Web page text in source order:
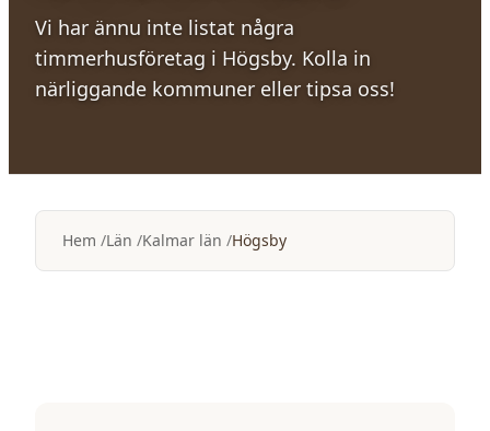
Vi har ännu inte listat några
timmerhusföretag i Högsby. Kolla in
närliggande kommuner eller tipsa oss!
Hem Län Kalmar län Högsby